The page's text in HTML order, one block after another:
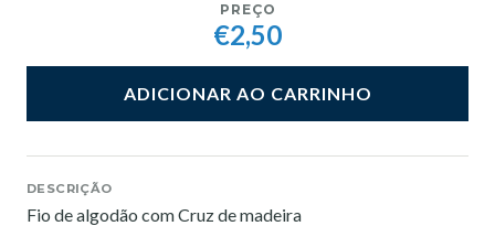
PREÇO
€2,50
ADICIONAR AO CARRINHO
DESCRIÇÃO
Fio de algodão com Cruz de madeira